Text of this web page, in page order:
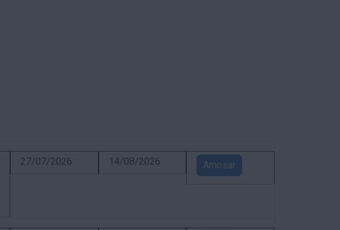
27/07/2026 14/08/2026 Amosar